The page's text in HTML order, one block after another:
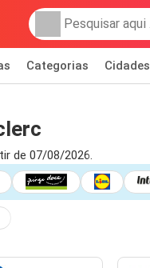
Categorias Cidades
de 07/08/2026.